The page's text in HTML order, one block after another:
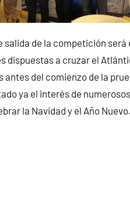
de la competición será
dispuestas a cruzar el
del comienzo de la
ya el interés de
la Navidad y el Año Nuevo.